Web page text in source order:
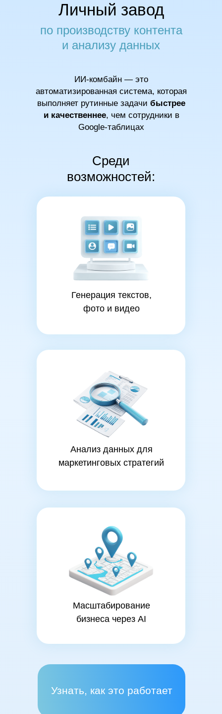
Личный завод
Среди
возможностей:
Анализ данных для
маркетинговых стратегий
Масштабирование
бизнеса через AI
по производству контента
и анализу данных
ИИ-комбайн — это
автоматизированная система, которая
выполняет рутинные задачи быстрее
и качественнее, чем сотрудники в
Google-таблицах
Генерация текстов,
фото и видео
Узнать, как это работает
ВНЕДРИТЕ ИИ В
БИЗНЕС
И РЕШАЙТЕ
БЫСТРЕЕ